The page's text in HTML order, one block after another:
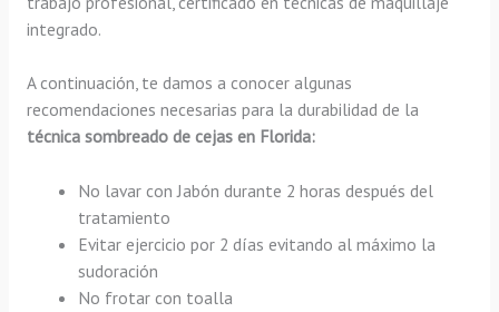
integrado.
A continuación, te damos a conocer algunas
recomendaciones necesarias para la durabilidad de la
técnica sombreado de cejas en Florida:
No lavar con Jabón durante 2 horas después del
tratamiento
Evitar ejercicio por 2 días evitando al máximo la
sudoración
No frotar con toalla